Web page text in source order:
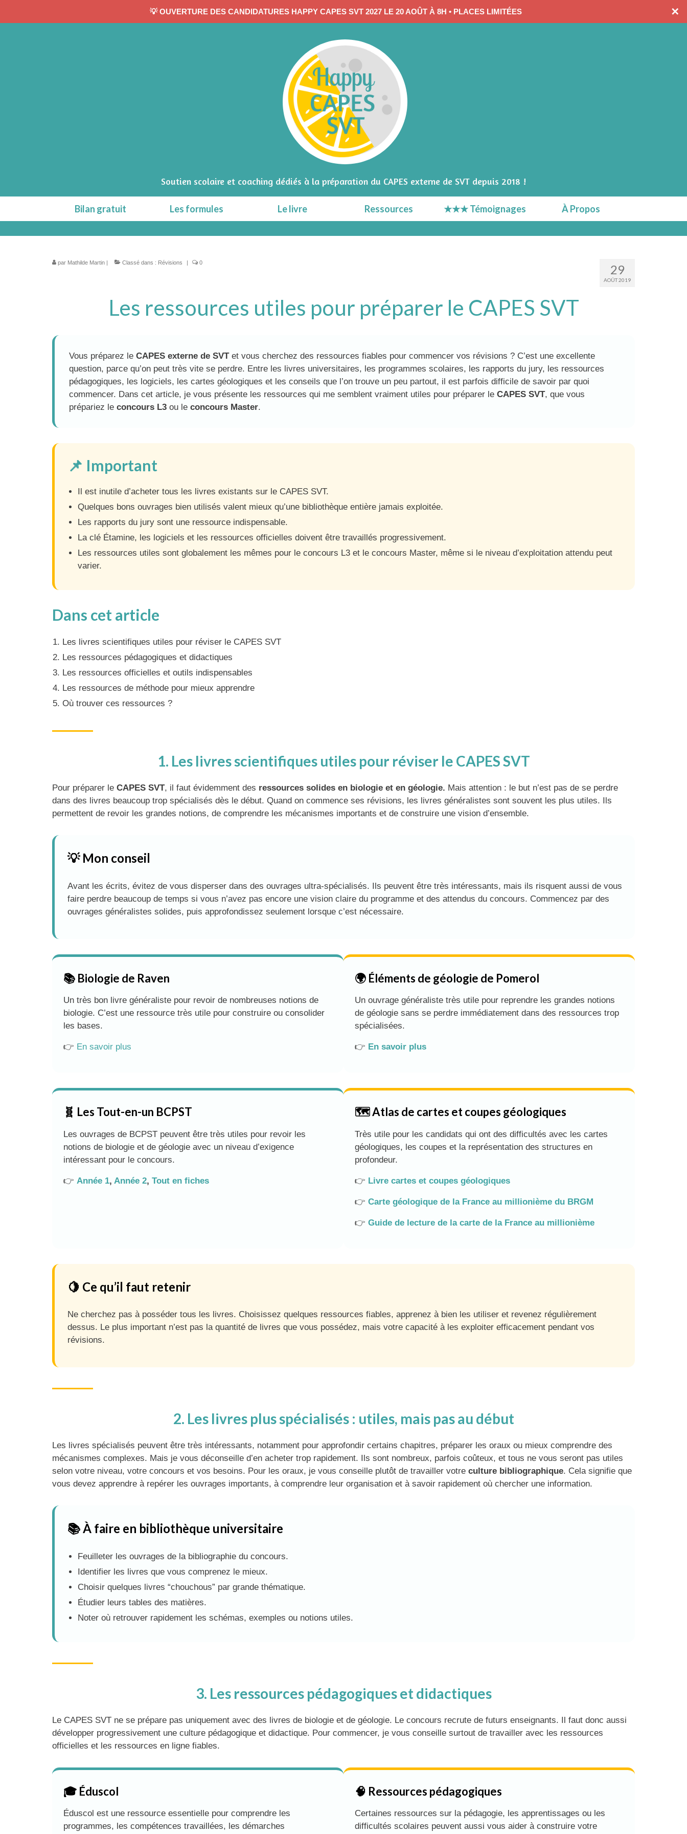
Soutien scolaire et coaching dédiés à la préparation du CAPES externe de SVT depuis 2018 !
Bilan gratuit Les formules Le livre Ressources ★★★ Témoignages À Propos
29
AOÛT 2019
par Mathilde Martin | Classé dans : Révisions | 0
Les ressources utiles pour préparer le CAPES SVT
Vous préparez le CAPES externe de SVTet vous cherchez des ressources fiables pour commencer vos révisions ? C’est une excellente
question, parce qu’on peut très vite se perdre. Entre les livres universitaires, les programmes scolaires, les rapports du jury, les ressources
pédagogiques, les logiciels, les cartes géologiques et les conseils que l’on trouve un peu partout, il est parfois difficile de savoir par quoi
commencer. Dans cet article, je vous présente les ressources qui me semblent vraiment utiles pour préparer le CAPES SVT, que vous
prépariez le concours L3 ou le concours Master.
📌 Important
Il est inutile d’acheter tous les livres existants sur le CAPES SVT.
Quelques bons ouvrages bien utilisés valent mieux qu’une bibliothèque entière jamais exploitée.
Les rapports du jury sont une ressource indispensable.
La clé Étamine, les logiciels et les ressources officielles doivent être travaillés progressivement.
Les ressources utiles sont globalement les mêmes pour le concours L3 et le concours Master, même si le niveau d’exploitation attendu peut
varier.
Dans cet article
Les livres scientifiques utiles pour réviser le CAPES SVT
Les ressources pédagogiques et didactiques
Les ressources officielles et outils indispensables
Les ressources de méthode pour mieux apprendre
Où trouver ces ressources ?
1. Les livres scientifiques utiles pour réviser le CAPES SVT
Pour préparer le CAPES SVT, il faut évidemment des ressources solides en biologie et en géologie. Mais attention : le but n’est pas de se perdre
dans des livres beaucoup trop spécialisés dès le début. Quand on commence ses révisions, les livres généralistes sont souvent les plus utiles. Ils
permettent de revoir les grandes notions, de comprendre les mécanismes importants et de construire une vision d’ensemble.
💡 Mon conseil
Avant les écrits, évitez de vous disperser dans des ouvrages ultra-spécialisés. Ils peuvent être très intéressants, mais ils risquent aussi de vous
faire perdre beaucoup de temps si vous n’avez pas encore une vision claire du programme et des attendus du concours. Commencez par des
ouvrages généralistes solides, puis approfondissez seulement lorsque c’est nécessaire.
📚 Biologie de Raven
Un très bon livre généraliste pour revoir de nombreuses notions de
biologie. C’est une ressource très utile pour construire ou consolider
les bases.
👉 En savoir plus
🌍 Éléments de géologie de Pomerol
Un ouvrage généraliste très utile pour reprendre les grandes notions
de géologie sans se perdre immédiatement dans des ressources trop
spécialisées.
👉 En savoir plus
🧬 Les Tout-en-un BCPST
Les ouvrages de BCPST peuvent être très utiles pour revoir les
notions de biologie et de géologie avec un niveau d’exigence
intéressant pour le concours.
👉 Année 1, Année 2, Tout en fiches
🗺️ Atlas de cartes et coupes géologiques
Très utile pour les candidats qui ont des difficultés avec les cartes
géologiques, les coupes et la représentation des structures en
profondeur.
👉 Livre cartes et coupes géologiques
👉 Carte géologique de la France au millionième du BRGM
👉 Guide de lecture de la carte de la France au millionième
🍋 Ce qu’il faut retenir
Ne cherchez pas à posséder tous les livres. Choisissez quelques ressources fiables, apprenez à bien les utiliser et revenez régulièrement
dessus. Le plus important n’est pas la quantité de livres que vous possédez, mais votre capacité à les exploiter efficacement pendant vos
révisions.
2. Les livres plus spécialisés : utiles, mais pas au début
Les livres spécialisés peuvent être très intéressants, notamment pour approfondir certains chapitres, préparer les oraux ou mieux comprendre des
mécanismes complexes. Mais je vous déconseille d’en acheter trop rapidement. Ils sont nombreux, parfois coûteux, et tous ne vous seront pas utiles
selon votre niveau, votre concours et vos besoins. Pour les oraux, je vous conseille plutôt de travailler votre culture bibliographique. Cela signifie que
vous devez apprendre à repérer les ouvrages importants, à comprendre leur organisation et à savoir rapidement où chercher une information.
📚 À faire en bibliothèque universitaire
Feuilleter les ouvrages de la bibliographie du concours.
Identifier les livres que vous comprenez le mieux.
Choisir quelques livres “chouchous” par grande thématique.
Étudier leurs tables des matières.
Noter où retrouver rapidement les schémas, exemples ou notions utiles.
3. Les ressources pédagogiques et didactiques
Le CAPES SVT ne se prépare pas uniquement avec des livres de biologie et de géologie. Le concours recrute de futurs enseignants. Il faut donc aussi
développer progressivement une culture pédagogique et didactique. Pour commencer, je vous conseille surtout de travailler avec les ressources
officielles et les ressources en ligne fiables.
🎓 Éduscol
Éduscol est une ressource essentielle pour comprendre les
programmes, les compétences travaillées, les démarches
🧠 Ressources pédagogiques
Certaines ressources sur la pédagogie, les apprentissages ou les
difficultés scolaires peuvent aussi vous aider à construire votre
💡 OUVERTURE DES CANDIDATURES HAPPY CAPES SVT 2027 LE 20 AOÛT À 8H • PLACES LIMITÉES ✕